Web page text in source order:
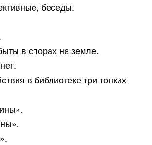
беседы.
в спорах на земле.
в библиотеке три тонких